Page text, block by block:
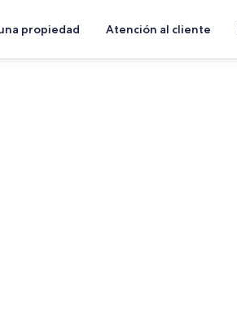
propiedad Atención al cliente